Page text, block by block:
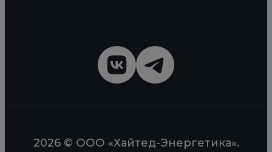
2026 © ООО «Хайтед-Энергетика».